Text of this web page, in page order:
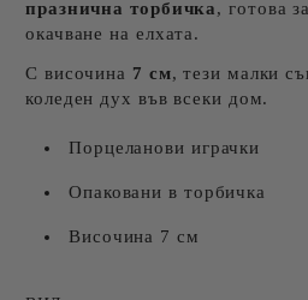
празнична торбичка, готова
окачване на елхата.
С височина 7 см, тези малки
коледен дух във всеки дом.
Порцеланови играчки
Опаковани в торбичка
Височина 7 см